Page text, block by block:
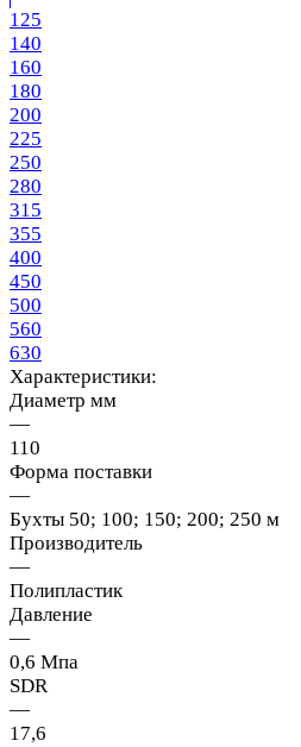
125
140
160
180
200
225
250
280
315
355
400
450
500
560
630
Характеристики:
Диаметр мм
—
110
Форма поставки
—
Бухты 50; 100; 150; 200; 250 м
Производитель
—
Полипластик
Давление
—
0,6 Мпа
SDR
—
17,6